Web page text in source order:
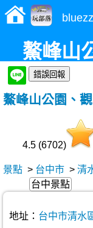
鰲峰山
橋、鬼洞
遊|海線
鰲峰山公園、
4.5 (6702)
景點 > 台中市 > 清
台中景點
地址： 台中市清水